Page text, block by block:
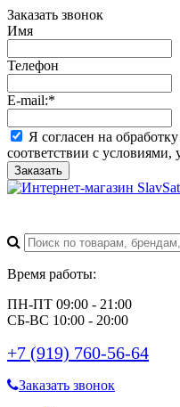
Заказать звонок
Имя
Телефон
E-mail:*
Я согласен на
соответствии с
Заказать
Время работы:
ПН-ПТ 09:00 - 21:00
СБ-ВС 10:00 - 20:00
+7 (919) 760-56-64
Заказать звонок